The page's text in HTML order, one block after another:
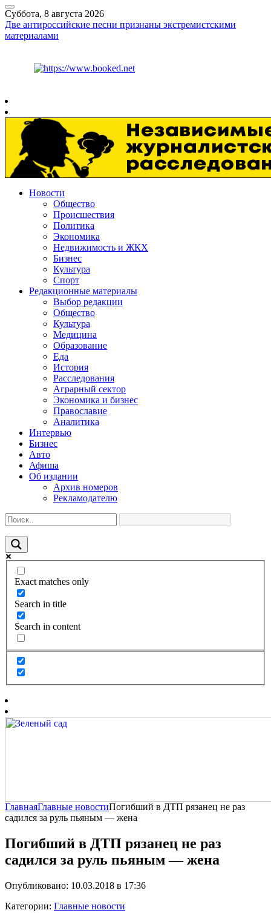
Суббота, 8 августа 2026
Две антироссийские песни признаны экстремистскими
материалами
Новости
Общество
Происшествия
Политика
Экономика
Недвижимость и ЖКХ
Бизнес
Культура
Спорт
Редакционные материалы
Выбор редакции
Общество
Культура
Медицина
Образование
Еда
История
Расследования
Аграрный сектор
Экономика и бизнес
Православие
Аналитика
Интервью
Бизнес
Авто
Афиша
Об издании
Архив номеров
Рекламодателю
Exact matches only
Search in title
Search in content
ГлавнаяГлавные новостиПогибший в ДТП рязанец не раз
садился за руль пьяным — жена
Погибший в ДТП рязанец не раз
садился за руль пьяным — жена
Опубликовано: 10.03.2018 в 17:36
Категории: Главные новости